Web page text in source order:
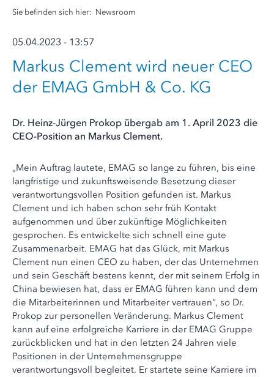
Sie befinden sich hier: Newsroom
05.04.2023 - 13:57
Markus Clement wird neuer CEO
der EMAG GmbH & Co. KG
Dr. Heinz-Jürgen Prokop übergab am 1. April 2023 die
CEO-Position an Markus Clement.
„Mein Auftrag lautete, EMAG so lange zu führen, bis eine
langfristige und zukunftsweisende Besetzung dieser
verantwortungsvollen Position gefunden ist. Markus
Clement und ich haben schon sehr früh Kontakt
aufgenommen und über zukünftige Möglichkeiten
gesprochen. Es entwickelte sich schnell eine gute
Zusammenarbeit. EMAG hat das Glück, mit Markus
Clement nun einen CEO zu haben, der das Unternehmen
und sein Geschäft bestens kennt, der mit seinem Erfolg in
China bewiesen hat, dass er EMAG führen kann und dem
die Mitarbeiterinnen und Mitarbeiter vertrauen“, so Dr.
Prokop zur personellen Veränderung. Markus Clement
kann auf eine erfolgreiche Karriere in der EMAG Gruppe
zurückblicken und hat in den letzten 24 Jahren viele
Positionen in der Unternehmensgruppe
verantwortungsvoll begleitet. Er startete seine Karriere im